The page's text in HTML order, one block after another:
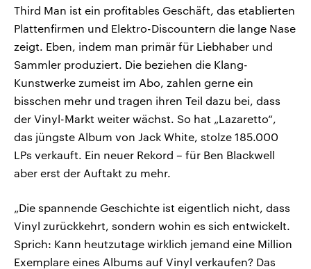
Third Man ist ein profitables Geschäft, das etablierten
Plattenfirmen und Elektro-Discountern die lange Nase
zeigt. Eben, indem man primär für Liebhaber und
Sammler produziert. Die beziehen die Klang-
Kunstwerke zumeist im Abo, zahlen gerne ein
bisschen mehr und tragen ihren Teil dazu bei, dass
der Vinyl-Markt weiter wächst. So hat „Lazaretto“,
das jüngste Album von Jack White, stolze 185.000
LPs verkauft. Ein neuer Rekord – für Ben Blackwell
aber erst der Auftakt zu mehr.
„Die spannende Geschichte ist eigentlich nicht, dass
Vinyl zurückkehrt, sondern wohin es sich entwickelt.
Sprich: Kann heutzutage wirklich jemand eine Million
Exemplare eines Albums auf Vinyl verkaufen? Das